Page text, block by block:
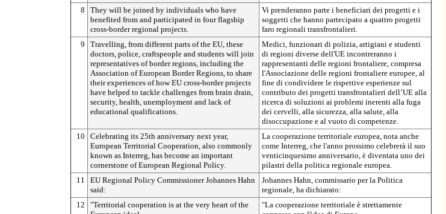
8
They will be joined by individuals who have
benefited from and participated in four flagship
cross-border regional projects.
Vi prenderanno parte i beneficiari dei progetti e i
soggetti che hanno partecipato a quattro progetti
faro regionali transfrontalieri.
9
Travelling, from different parts of the EU, these
doctors, police, craftspeople and students will join
representatives of border regions, including the
Association of European Border Regions, to share
their experiences of how EU cross-border projects
have helped to tackle challenges from brain drain,
security, health, unemployment and lack of
educational qualifications.
Medici, funzionari di polizia, artigiani e studenti
di regioni diverse dell'UE incontreranno i
rappresentanti delle regioni frontaliere, compresa
l'Associazione delle regioni frontaliere europee, al
fine di condividere le rispettive esperienze sul
contributo dei progetti transfrontalieri dell’UE alla
ricerca di soluzioni ai problemi inerenti alla fuga
dei cervelli, alla sicurezza, alla salute, alla
disoccupazione e al vuoto di competenze.
10
Celebrating its 25th anniversary next year,
European Territorial Cooperation, also commonly
known as Interreg, has become an important
cornerstone of European Regional Policy.
La cooperazione territoriale europea, nota anche
come Interreg, che l'anno prossimo celebrerà il suo
venticinquesimo anniversario, è diventata uno dei
pilastri della politica regionale europea.
11
EU Regional Policy Commissioner Johannes Hahn
said:
Johannes Hahn, commissario per la Politica
regionale, ha dichiarato:
12
"Territorial cooperation is at the very heart of the
"La cooperazione territoriale è strettamente